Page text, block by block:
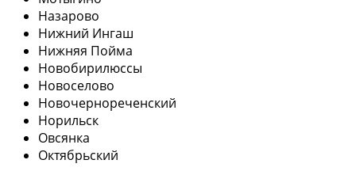
Назарово
Нижний Ингаш
Нижняя Пойма
Новобирилюссы
Новоселово
Новочернореченский
Норильск
Овсянка
Октябрьский